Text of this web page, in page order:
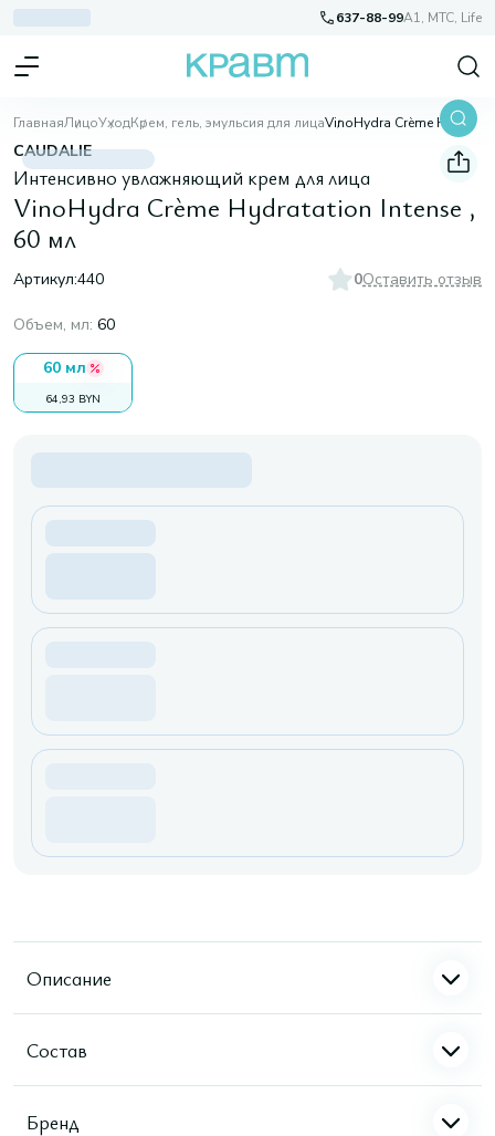
637-88-99A1, МТС, Life
ГлавнаяЛицоУходКрем, гель, эмульсия для лица VinoHydra Crème Hydratation Intense , 60 мл
CAUDALIE
Интенсивно увлажняющий крем для лица
VinoHydra Crème Hydratation Intense ,
60 мл
Артикул:440 0Оставить отзыв
Объем, мл: 60
60 мл
64,93 BYN
Описание
Состав
Бренд